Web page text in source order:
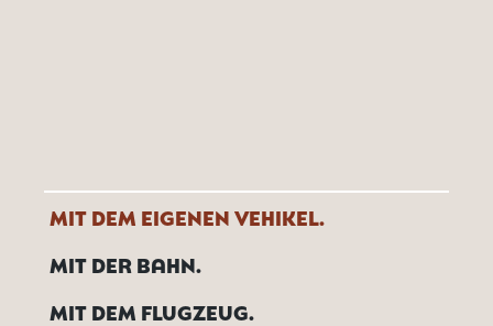
MIT DEM EIGENEN VEHIKEL.
MIT DER BAHN.
MIT DEM FLUGZEUG.